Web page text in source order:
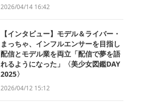
2026/04/14 16:42
【インタビュー】モデル＆ライバー・
まっちゃ、インフルエンサーを目指し
配信とモデル業を両立「配信で夢を語
れるようになった」〈美少女図鑑DAY
2025〉
2026/04/12 15:12